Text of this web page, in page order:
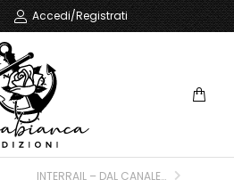
Accedi/Registrati
INTERRAIL – DAL CANALE DELLA MANICA ALL’ORIENT EXPRESS